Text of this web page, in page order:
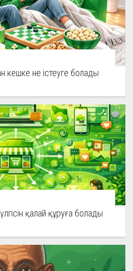
кешке не істеуге болады
қалай құруға болады